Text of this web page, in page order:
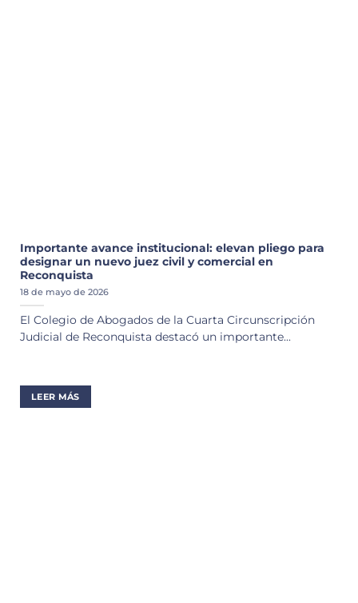
Importante avance institucional: elevan pliego para
designar un nuevo juez civil y comercial en
Reconquista
18 de mayo de 2026
El Colegio de Abogados de la Cuarta Circunscripción
Judicial de Reconquista destacó un importante...
LEER MÁS